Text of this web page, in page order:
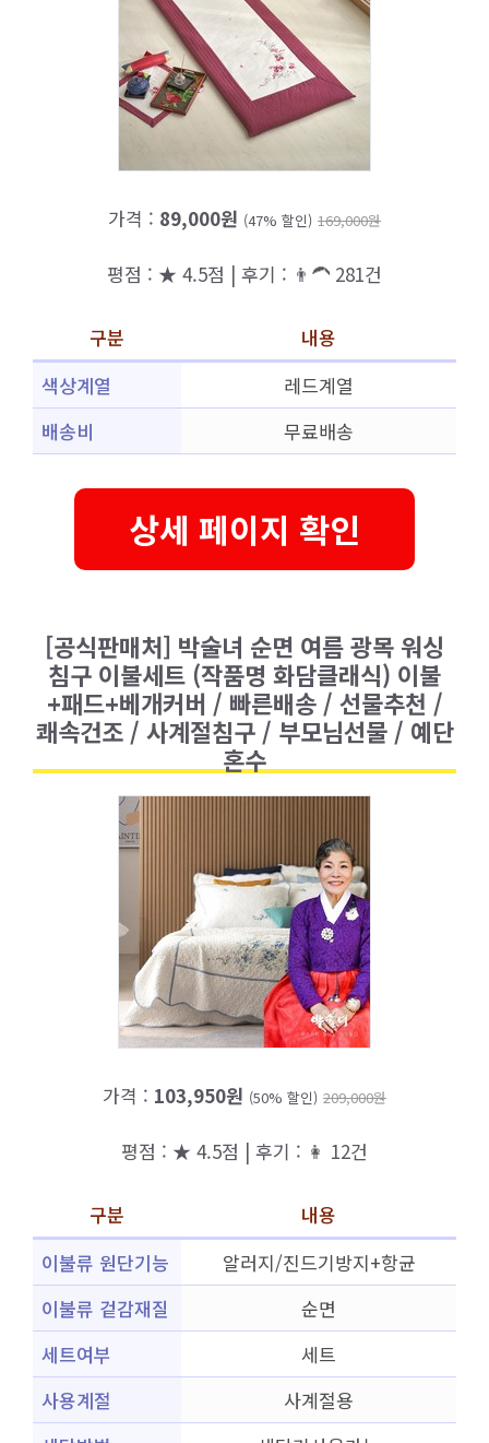
가격 : 89,000원 (47% 할인) 169,000원
평점 : ★ 4.5점 | 후기 : 👨‍🦱 281건
구분
내용
색상계열
레드계열
배송비
무료배송
상세 페이지 확인
[공식판매처] 박술녀 순면 여름 광목 워싱
침구 이불세트 (작품명 화담클래식) 이불
+패드+베개커버 / 빠른배송 / 선물추천 /
쾌속건조 / 사계절침구 / 부모님선물 / 예단
혼수
가격 : 103,950원 (50% 할인) 209,000원
평점 : ★ 4.5점 | 후기 : 👩 12건
구분
내용
이불류 원단기능
알러지/진드기방지+항균
이불류 겉감재질
순면
세트여부
세트
사용계절
사계절용